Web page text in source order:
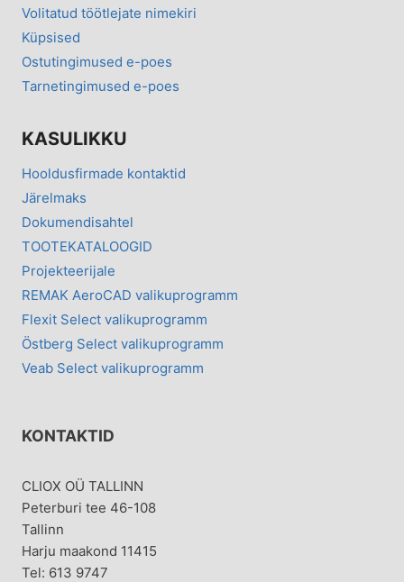
Volitatud töötlejate nimekiri
Küpsised
Ostutingimused e-poes
Tarnetingimused e-poes
KASULIKKU
Hooldusfirmade kontaktid
Järelmaks
Dokumendisahtel
TOOTEKATALOOGID
Projekteerijale
REMAK AeroCAD valikuprogramm
Flexit Select valikuprogramm
Östberg Select valikuprogramm
Veab Select valikuprogramm
KONTAKTID
CLIOX OÜ TALLINN
Peterburi tee 46-108
Tallinn
Harju maakond 11415
Tel: 613 9747